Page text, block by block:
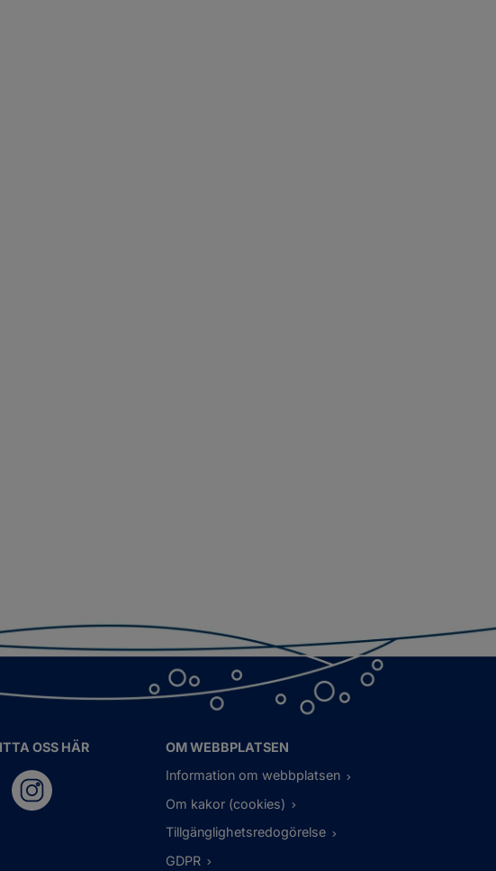
OSS HÄR
OM WEBBPLATSEN
Information om webbplatsen
Om kakor (cookies)
Tillgänglighetsredogörelse
GDPR